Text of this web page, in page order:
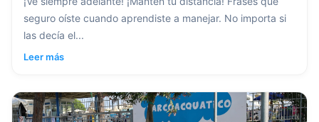
seguro oíste cuando aprendiste a manejar. No importa si
las decía el...
Leer más